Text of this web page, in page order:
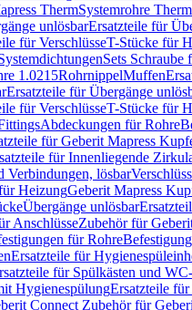
ThermSystemrohre Therm
unlösbarErsatzteile für
für VerschlüsseT-Stücke für
Sets Schraube
1.0215RohrnippelMuffen
Ersatzteile für Übergänge
für VerschlüsseT-Stücke für
Abdeckungen für Rohre
für Geberit Mapress
für Innenliegende
Verbindungen, lösbar
HeizungGeberit Mapress
Übergänge unlösbar
AnschlüsseZubehör für
für Rohre
Ersatzteile für
für Spülkästen und
HygienespülungErsatzteile
Connect Zubehör für